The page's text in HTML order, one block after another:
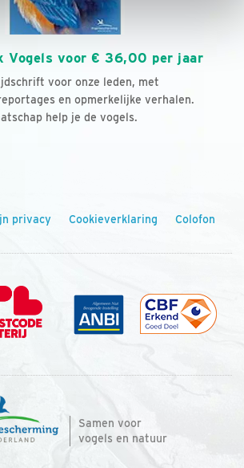
Vogels voor € 36,00 per jaar
voor onze leden, met
en opmerkelijke verhalen.
help je de vogels.
privacy Cookieverklaring Colofon
Samen voor
vogels en natuur